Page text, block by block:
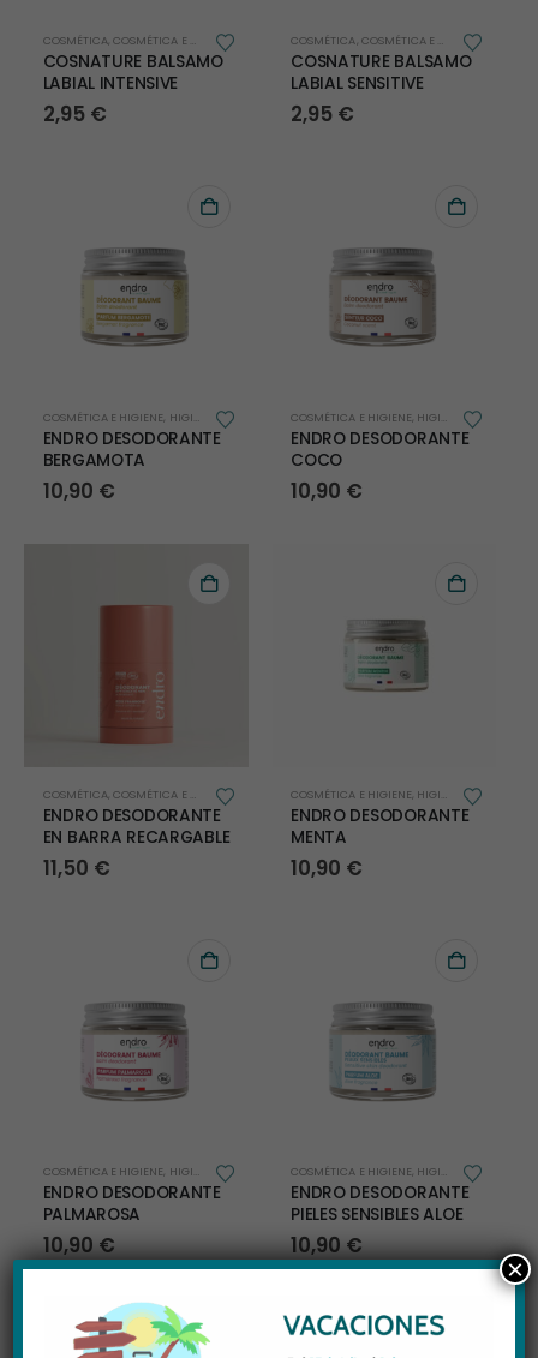
COSMÉTICA,COSMÉTICA E HIGIENE
COSNATURE BALSAMO
LABIAL INTENSIVE
2,95 €
COSMÉTICA, COSMÉTICA E HIGIENE
COSNATURE BALSAMO
LABIAL SENSITIVE
2,95 €
COSMÉTICA E HIGIENE, HIGIENE
ENDRO DESODORANTE
BERGAMOTA
10,90 €
COSMÉTICA E HIGIENE, HIGIENE
ENDRO DESODORANTE
COCO
10,90 €
COSMÉTICA,COSMÉTICA E HIGIENE
ENDRO DESODORANTE
EN BARRA RECARGABLE
11,50 €
COSMÉTICA E HIGIENE, HIGIENE
ENDRO DESODORANTE
MENTA
10,90 €
COSMÉTICA E HIGIENE, HIGIENE
ENDRO DESODORANTE
PALMAROSA
10,90€
COSMÉTICA E HIGIENE, HIGIENE
ENDRO DESODORANTE
PIELES SENSIBLES ALOE
10,90€
×